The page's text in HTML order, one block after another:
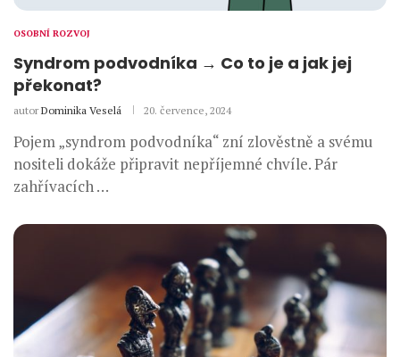
OSOBNÍ ROZVOJ
Syndrom podvodníka → Co to je a jak jej
překonat?
autor Dominika Veselá 20. července, 2024
Pojem „syndrom podvodníka“ zní zlověstně a svému
nositeli dokáže připravit nepříjemné chvíle. Pár
zahřívacích …